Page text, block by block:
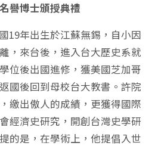
譽博士頒授典禮
年出生於江蘇無錫，自小因
，來台後，進入台大歷史系就
位後出國進修，獲美國芝加哥
國後回到母校台大教書。許院
繳出傲人的成績，更獲得國際
經濟史研究，開創台灣史學研
的是，在學術上，他提倡入世